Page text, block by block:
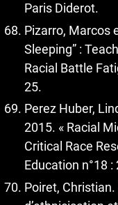
Paris Diderot.
Pizarro, Marcos
Sleeping” :
Racial Battle
25.
Perez Huber,
2015. « Racial
Critical Race
Education n°18 :
Poiret,